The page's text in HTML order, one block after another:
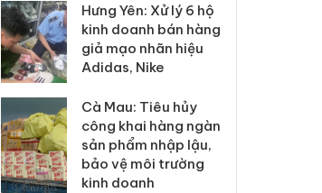
Hưng Yên: Xử lý 6 hộ
kinh doanh bán hàng
giả mạo nhãn hiệu
Adidas, Nike
Cà Mau: Tiêu hủy
công khai hàng ngàn
sản phẩm nhập lậu,
bảo vệ môi trường
kinh doanh